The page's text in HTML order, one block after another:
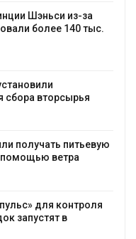
Шэньси из-за
более 140 тыс.
сбора вторсырья
получать питьевую
помощью ветра
для контроля
запустят в